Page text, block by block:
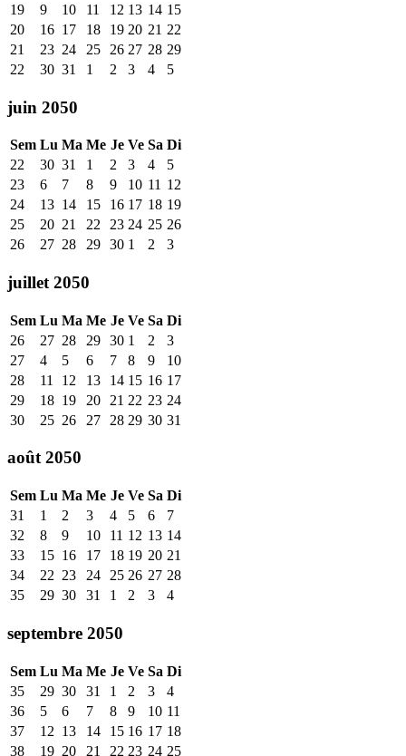
19
9 10 11 12 13 14 15
20
16 17 18 19 20 21 22
21
23 24 25 26 27 28 29
22
30 31 1 2 3 4 5
juin 2050
Sem Lu Ma Me Je Ve Sa Di
22
30 31 1 2 3 4
5
23
6 7 8 9 10 11 12
24
13 14 15 16 17 18 19
25
20 21 22 23 24 25 26
26
27 28 29 30 1 2 3
juillet 2050
Sem Lu Ma Me Je Ve Sa Di
26
27 28 29 30 1 2
3
27
4 5 6 7 8 9
10
28
11 12 13 14 15 16 17
29
18 19 20 21 22 23 24
30
25 26 27 28 29 30 31
août 2050
Sem Lu Ma Me Je Ve Sa Di
31
1 2 3 4 5 6
7
32
8 9 10 11 12 13 14
33
15 16 17 18 19 20 21
34
22 23 24 25 26 27 28
35
29 30 31 1 2 3 4
septembre 2050
Sem Lu Ma Me Je Ve Sa Di
35
29 30 31 1 2 3
4
36
5 6 7 8 9 10 11
37
12 13 14 15 16 17 18
38
19 20 21 22 23 24 25